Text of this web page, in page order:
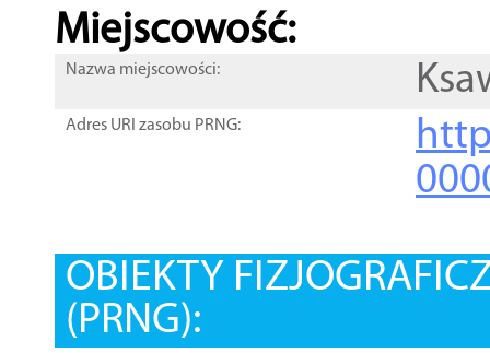
Miejscowość:
Nazwa miejscowości:
Adres URI zasobu PRNG:
OBIEKTY
(PRNG):